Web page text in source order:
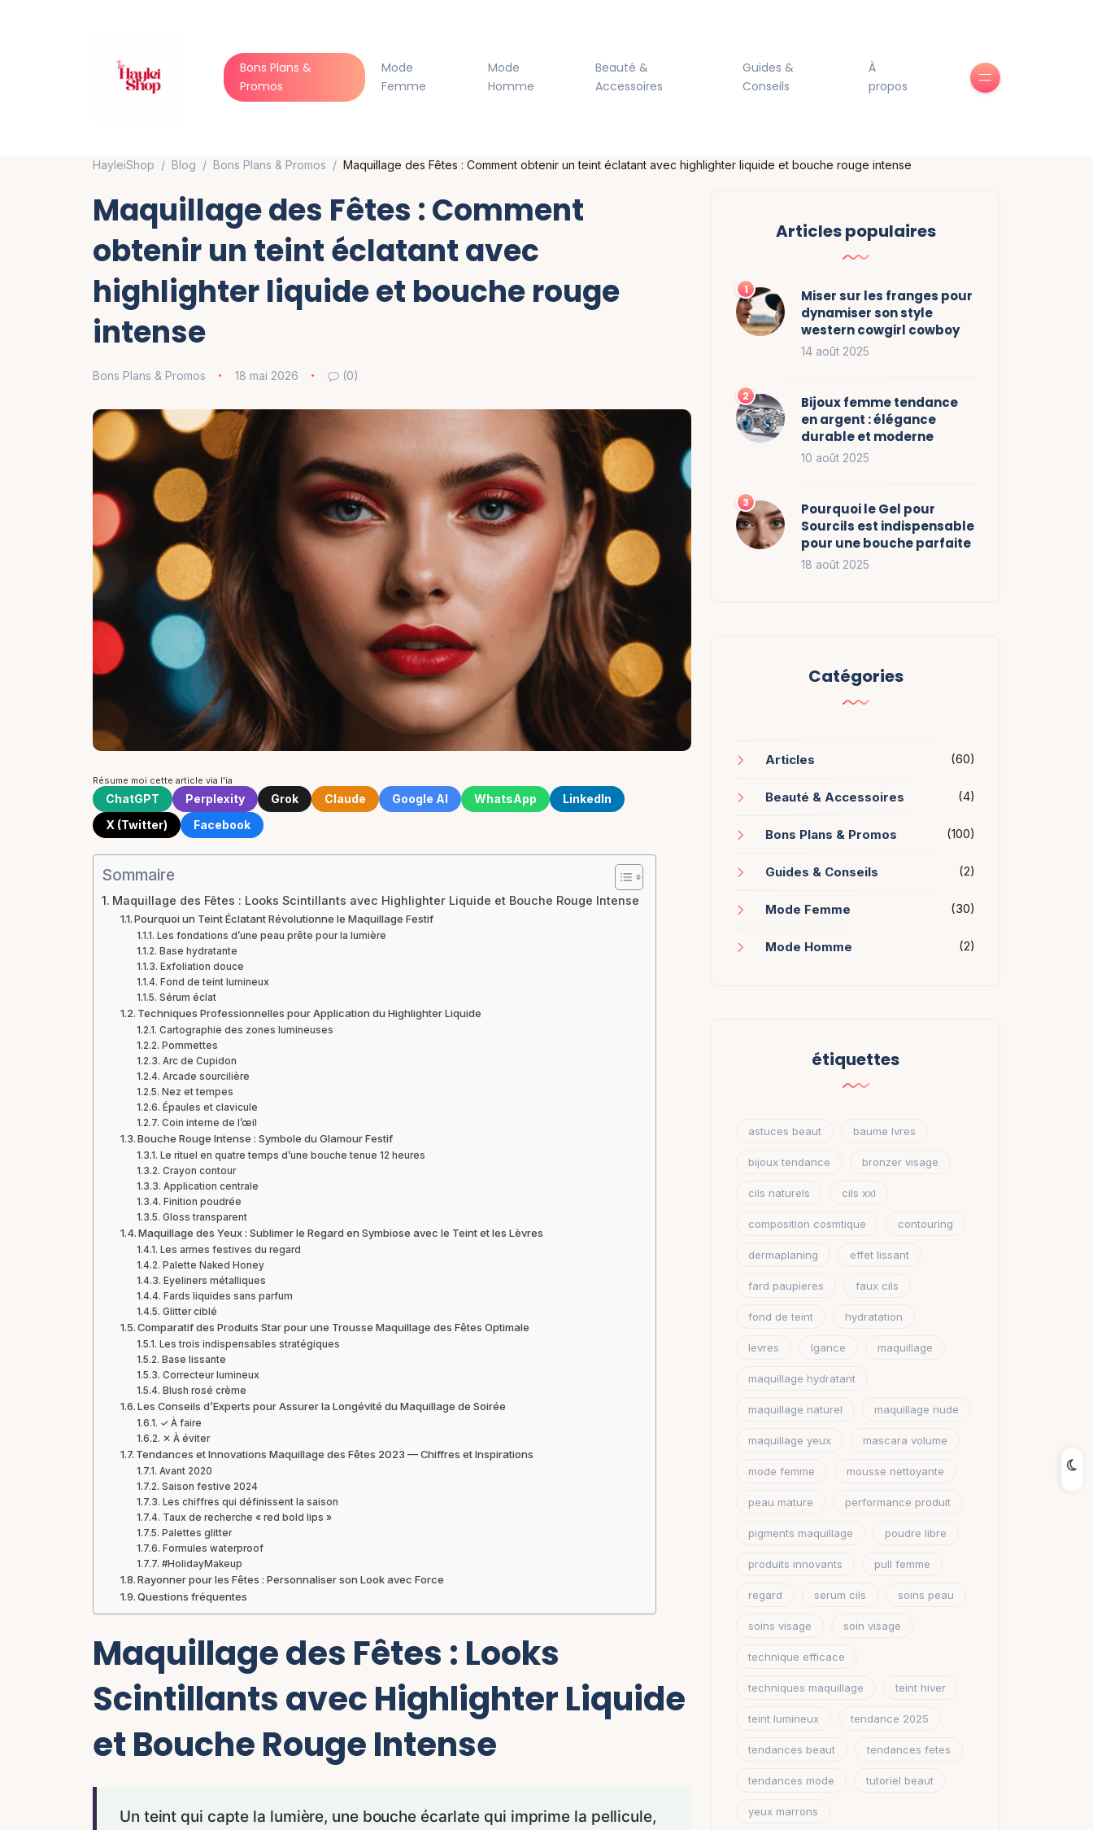
Bons Plans &
Promos
Mode
Femme
Mode
Homme
Beauté &
Accessoires
Guides &
Conseils
À
propos
HayleiShop Blog Bons Plans & Promos Maquillage des Fêtes : Comment obtenir un teint éclatant avec highlighter liquide et bouche rouge intense
Maquillage des Fêtes : Comment
obtenir un teint éclatant avec
highlighter liquide et bouche rouge
intense
Bons Plans & Promos 18 mai 2026 (0)
Résume moi cette article via l'ia
ChatGPT Perplexity Grok Claude Google AI WhatsApp
LinkedIn
X (Twitter)
Facebook
Sommaire
Maquillage des Fêtes : Looks Scintillants avec Highlighter Liquide et Bouche Rouge Intense
Pourquoi un Teint Éclatant Révolutionne le Maquillage Festif
Les fondations d’une peau prête pour la lumière
Base hydratante
Exfoliation douce
Fond de teint lumineux
Sérum éclat
Techniques Professionnelles pour Application du Highlighter Liquide
Cartographie des zones lumineuses
Pommettes
Arc de Cupidon
Arcade sourcilière
Nez et tempes
Épaules et clavicule
Coin interne de l’œil
Bouche Rouge Intense : Symbole du Glamour Festif
Le rituel en quatre temps d’une bouche tenue 12 heures
Crayon contour
Application centrale
Finition poudrée
Gloss transparent
Maquillage des Yeux : Sublimer le Regard en Symbiose avec le Teint et les Lèvres
Les armes festives du regard
Palette Naked Honey
Eyeliners métalliques
Fards liquides sans parfum
Glitter ciblé
Comparatif des Produits Star pour une Trousse Maquillage des Fêtes Optimale
Les trois indispensables stratégiques
Base lissante
Correcteur lumineux
Blush rosé crème
Les Conseils d’Experts pour Assurer la Longévité du Maquillage de Soirée
✓ À faire
✕ À éviter
Tendances et Innovations Maquillage des Fêtes 2023 — Chiffres et Inspirations
Avant 2020
Saison festive 2024
Les chiffres qui définissent la saison
Taux de recherche « red bold lips »
Palettes glitter
Formules waterproof
#HolidayMakeup
Rayonner pour les Fêtes : Personnaliser son Look avec Force
Questions fréquentes
Maquillage des Fêtes : Looks
Scintillants avec Highlighter Liquide
et Bouche Rouge Intense
Un teint qui capte la lumière, une bouche écarlate qui imprime la pellicule,
Articles populaires
Miser sur les franges pour
dynamiser son style
western cowgirl cowboy
14 août 2025
Bijoux femme tendance
en argent : élégance
durable et moderne
10 août 2025
Pourquoi le Gel pour
Sourcils est indispensable
pour une bouche parfaite
18 août 2025
Catégories
Articles (60)
Beauté & Accessoires (4)
Bons Plans & Promos (100)
Guides & Conseils (2)
Mode Femme (30)
Mode Homme (2)
étiquettes
astuces beaut baume lvres
bijoux tendance bronzer visage
cils naturels cils xxl
composition cosmtique contouring
dermaplaning effet lissant
fard paupieres faux cils
fond de teint hydratation
levres lgance maquillage
maquillage hydratant
maquillage naturel maquillage nude
maquillage yeux mascara volume
mode femme mousse nettoyante
peau mature performance produit
pigments maquillage poudre libre
produits innovants pull femme
regard serum cils soins peau
soins visage soin visage
technique efficace
techniques maquillage teint hiver
teint lumineux tendance 2025
tendances beaut tendances fetes
tendances mode tutoriel beaut
yeux marrons